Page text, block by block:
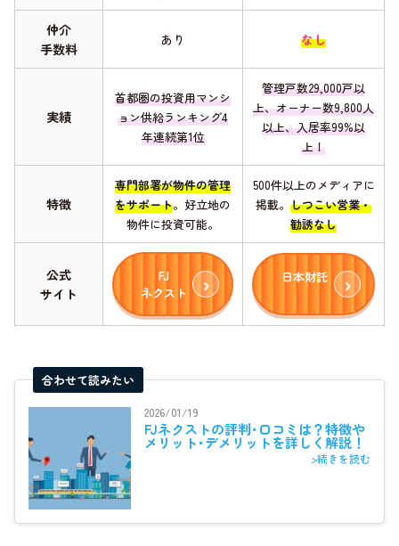
仲介
手数料
あり なし
実績
首都圏の投資用マンシ
ョン供給ランキング4
年連続第1位
管理戸数29,000戸以
上、オーナー数9,800人
以上、入居率99%以
上！
特徴
専門部署が物件の管理
をサポート。好立地の
物件に投資可能。
500件以上のメディアに
掲載。 しつこい営業・
勧誘なし
公式
サイト
FJ
ネクスト
日本財託
合わせて読みたい
2026/01/19
FJネクストの評判･口コミは？特徴や
メリット･デメリットを詳しく解説！
>続きを読む